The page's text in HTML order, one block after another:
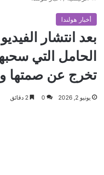
أخبار هولندا
بعد انتشار
الحامل التي
تخرج عن صمتها
يونيو 2, 2026 0